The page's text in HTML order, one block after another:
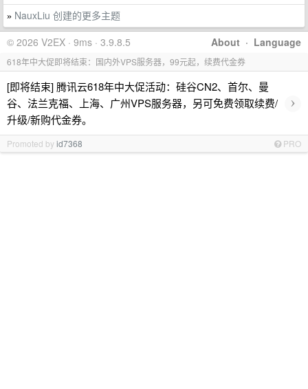
» NauxLiu 创建的更多主题
About · Language
© 2026 V2EX · 9ms · 3.9.8.5
618年中大促即将结束：国内外VPS服务器，99元起，续费代金券
[即将结束] 腾讯云618年中大促活动：硅谷CN2、首尔、曼
谷、法兰克福、上海、广州VPS服务器，另可免费领取续费/
升级/新购代金券。
›
Promoted byid7368 PRO